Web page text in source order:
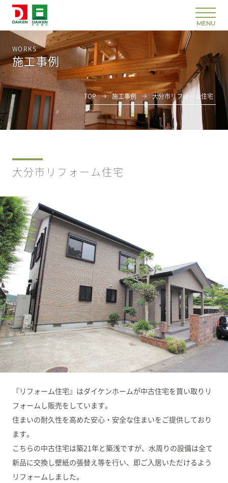
WORKS
施工事例
TOP 施工事例 大分市リフォーム住宅
大分市リフォーム住宅
『リフォーム住宅』はダイケンホームが中古住宅を買い取りリ
フォームし販売をしています。
住まいの耐久性を高めた安心・安全な住まいをご提供しており
ます。
こちらの中古住宅は築21年と築浅ですが、水周りの設備は全て
新品に交換し壁紙の張替え等を行い、即ご入居いただけるよう
リフォームしました。